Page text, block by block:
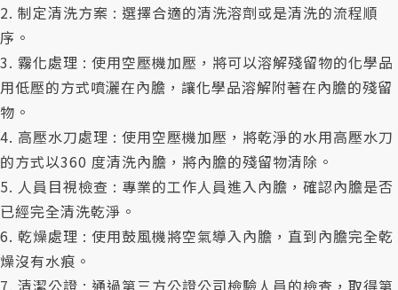
2. 制定清洗方案 : 選擇合適的清洗溶劑或是清洗的流程順
序。
3. 霧化處理 : 使用空壓機加壓，將可以溶解殘留物的化學品
用低壓的方式噴灑在內膽，讓化學品溶解附著在內膽的殘留
物。
4. 高壓水刀處理 : 使用空壓機加壓，將乾淨的水用高壓水刀
的方式以360 度清洗內膽，將內膽的殘留物清除。
5. 人員目視檢查 : 專業的工作人員進入內膽，確認內膽是否
已經完全清洗乾淨。
6. 乾燥處理 : 使用鼓風機將空氣導入內膽，直到內膽完全乾
燥沒有水痕。
7. 清潔公證 : 通過第三方公證公司檢驗人員的檢查，取得第